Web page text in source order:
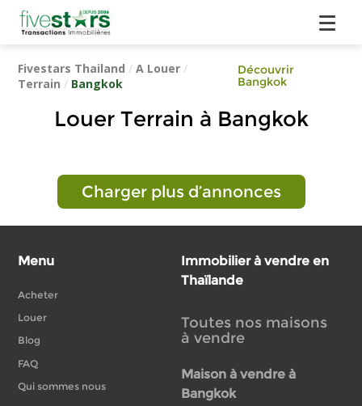
Fivestars Thailand /A Louer /
Terrain / Bangkok
Découvrir
Bangkok
Louer Terrain à Bangkok
Charger plus d’annonces
Menu
Acheter
Louer
Blog
FAQ
Qui sommes nous
Immobilier à vendre en
Thaïlande
Toutes nos maisons
à vendre
Maison à vendre à
Bangkok